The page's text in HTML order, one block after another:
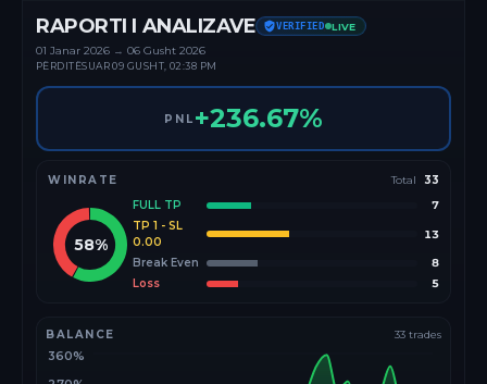
RAPORTI I ANALIZAVE VERIFIED LIVE
01 Janar 2026 → 06 Gusht 2026
PËRDITËSUAR09 GUSHT, 02:38 PM
PNL +236.67%
WINRATE Total 33
58%
FULL TP
7
TP 1 - SL
0.00
13
Break Even
8
Loss
5
BALANCE 33 trades
360%